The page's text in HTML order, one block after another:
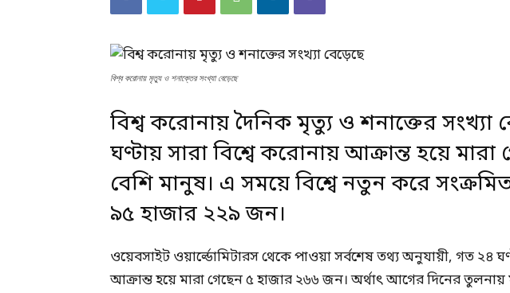
বিশ্ব করোনায় মৃত্যু ও শনাক্তের সংখ্যা বেড়েছে
বিশ্ব করোনায় দৈনিক মৃত্যু ও শনাক্তের সংখ্যা
ঘণ্টায় সারাবিশ্বে করোনায়আক্রান্ত হয়ে মারা
বেশি মানুষ। এ সময়ে বিশ্বে নতুন করে
৯৫ হাজার ২২৯ জন।
ওয়েবসাইট ওয়ার্ল্ডোমিটারস থেকে পাওয়া সর্বশেষ তথ্য অনুযায়ী, গত ২৪
আক্রান্ত হয়ে মারা গেছেন ৫ হাজার ২৬৬ জন। অর্থাৎ আগের দিনের